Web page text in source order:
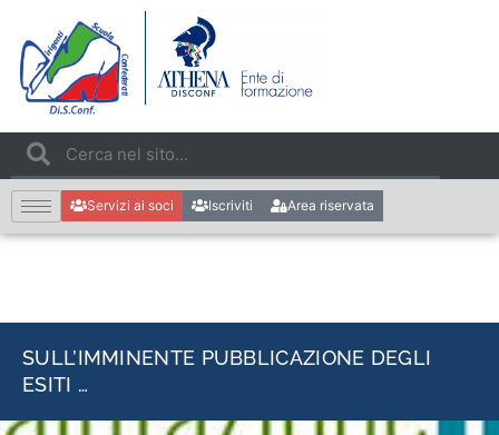
Servizi ai soci Iscriviti Area riservata
SULL’IMMINENTE PUBBLICAZIONE DEGLI
ESITI …